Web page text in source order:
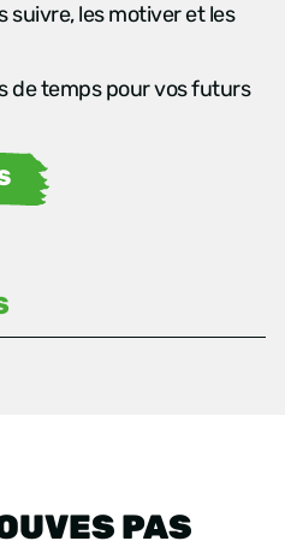
suivre, les motiver et les
de temps pour vos futurs
PAS